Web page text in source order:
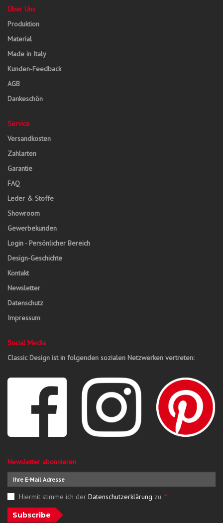
Über Uns
Produktion
Material
Made in Italy
Kunden-Feedback
AGB
Dankeschön
Service
Versandkosten
Zahlarten
Garantie
FAQ
Leder & Stoffe
Showroom
Gewerbekunden
Login - Persönlicher Bereich
Design-Geschichte
Kontakt
Newsletter
Datenschutz
Impressum
Social Media
Classic Design ist in folgenden sozialen Netzwerken vertreten:
Newsletter abonnieren
Hiermit stimme ich der Datenschutzerklärung zu. *
Subscribe